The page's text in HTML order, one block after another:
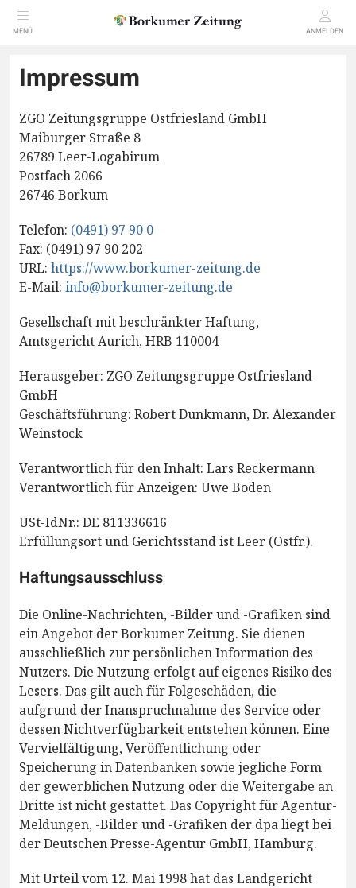
MENÜ ANMELDEN
Impressum
ZGO Zeitungsgruppe Ostfriesland GmbH
Maiburger Straße 8
26789 Leer-Logabirum
Postfach 2066
26746 Borkum
Telefon: (0491) 97 90 0
Fax: (0491) 97 90 202
URL: https://www.borkumer-zeitung.de
E-Mail: info@borkumer-zeitung.de
Gesellschaft mit beschränkter Haftung,
Amtsgericht Aurich, HRB 110004
Herausgeber: ZGO Zeitungsgruppe Ostfriesland
GmbH
Geschäftsführung: Robert Dunkmann, Dr. Alexander
Weinstock
Verantwortlich für den Inhalt: Lars Reckermann
Verantwortlich für Anzeigen: Uwe Boden
USt-IdNr.: DE 811336616
Erfüllungsort und Gerichtsstand ist Leer (Ostfr.).
Haftungsausschluss
Die Online-Nachrichten, -Bilder und -Grafiken sind
ein Angebot der Borkumer Zeitung. Sie dienen
ausschließlich zur persönlichen Information des
Nutzers. Die Nutzung erfolgt auf eigenes Risiko des
Lesers. Das gilt auch für Folgeschäden, die
aufgrund der Inanspruchnahme des Service oder
dessen Nichtverfügbarkeit entstehen können. Eine
Vervielfältigung, Veröffentlichung oder
Speicherung in Datenbanken sowie jegliche Form
der gewerblichen Nutzung oder die Weitergabe an
Dritte ist nicht gestattet. Das Copyright für Agentur-
Meldungen, -Bilder und -Grafiken der dpa liegt bei
der Deutschen Presse-Agentur GmbH, Hamburg.
Mit Urteil vom 12. Mai 1998 hat das Landgericht